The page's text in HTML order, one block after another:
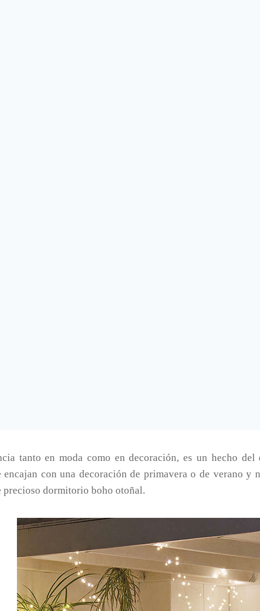
tanto en moda como en decoración, es un hecho
encajan con una decoración de primavera o de verano
precioso dormitorio boho otoñal.